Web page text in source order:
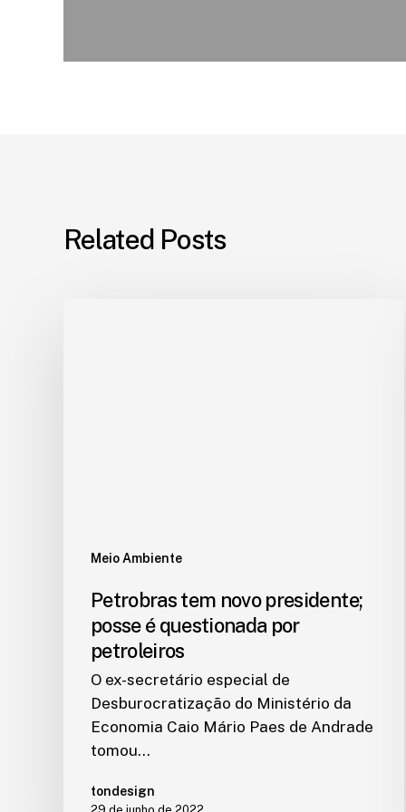
Related Posts
Meio Ambiente
Petrobras tem novo presidente;
posse é questionada por
petroleiros
O ex-secretário especial de
Desburocratização do Ministério da
Economia Caio Mário Paes de Andrade
tomou…
tondesign